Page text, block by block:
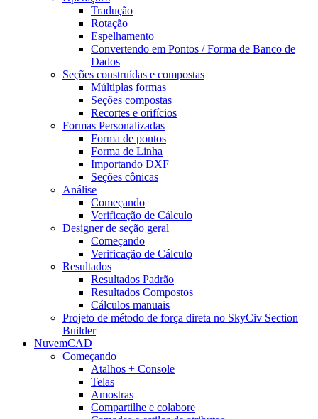
Tradução
Rotação
Espelhamento
Convertendo em Pontos / Forma de Banco de
Dados
Seções construídas e compostas
Múltiplas formas
Seções compostas
Recortes e orifícios
Formas Personalizadas
Forma de pontos
Forma de Linha
Importando DXF
Seções cônicas
Análise
Começando
Verificação de Cálculo
Designer de seção geral
Começando
Verificação de Cálculo
Resultados
Resultados Padrão
Resultados Compostos
Cálculos manuais
Projeto de método de força direta no SkyCiv Section
Builder
NuvemCAD
Começando
Atalhos + Console
Telas
Amostras
Compartilhe e colabore